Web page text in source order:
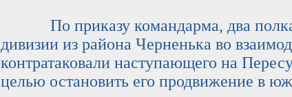
По приказу командарма, два полка
дивизии из района Черненька во
контратаковали наступающего на
целью остановить его продвижение в